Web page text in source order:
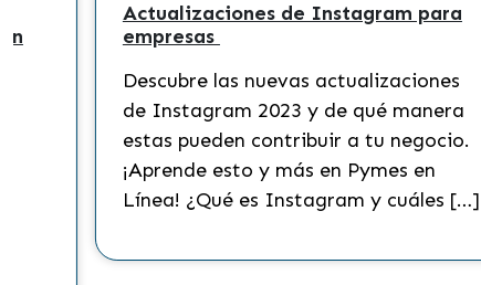
Actualizaciones de Instagram para
empresas
Descubre las nuevas actualizaciones
de Instagram 2023 y de qué manera
estas pueden contribuir a tu negocio.
¡Aprende esto y más en Pymes en
Línea! ¿Qué es Instagram y cuáles […]